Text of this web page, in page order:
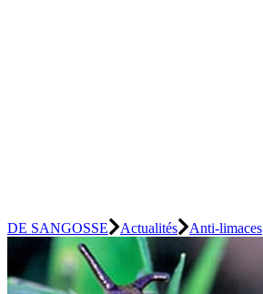
DE SANGOSSE Actualités Anti-limaces